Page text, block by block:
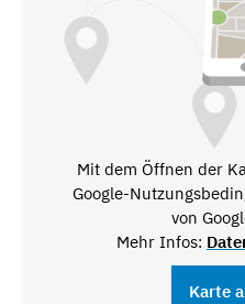
Mit dem Öffnen der
Google-
von
Mehr Infos:
Karte